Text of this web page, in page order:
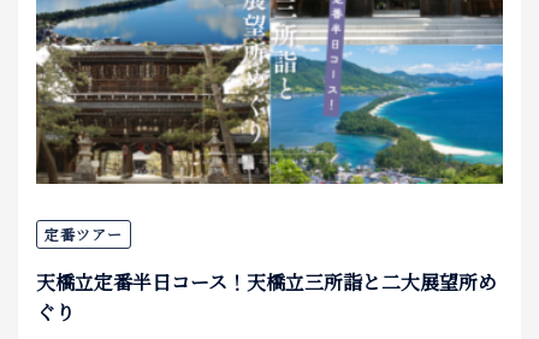
定番ツアー
天橋立定番半日コース！天橋立三所詣と二大展望所め
ぐり